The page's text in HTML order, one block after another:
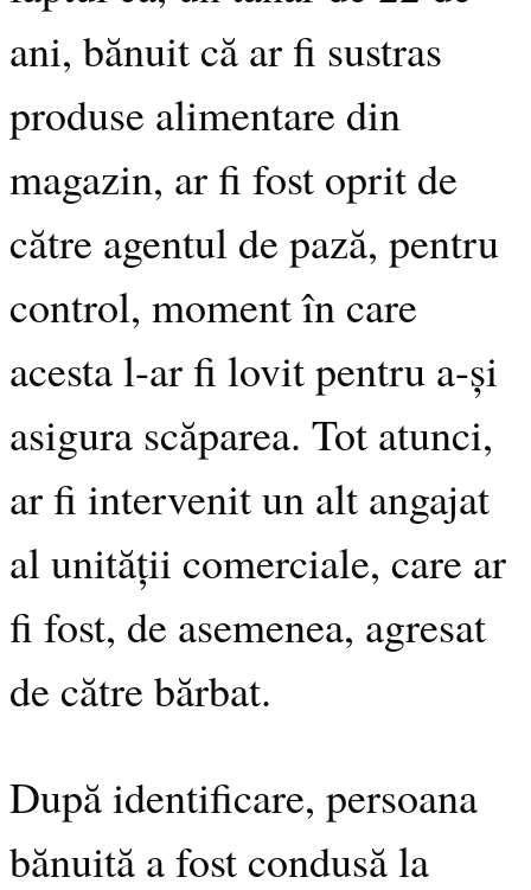
ani, bănuit că ar fi sustras
produse alimentare din
magazin, ar fi fost oprit de
către agentul de pază, pentru
control, moment în care
acesta l-ar fi lovit pentru a-și
asigura scăparea. Tot atunci,
ar fi intervenit un alt angajat
al unității comerciale, care ar
fi fost, de asemenea, agresat
de către bărbat.
După identificare, persoana
bănuită a fost condusă la